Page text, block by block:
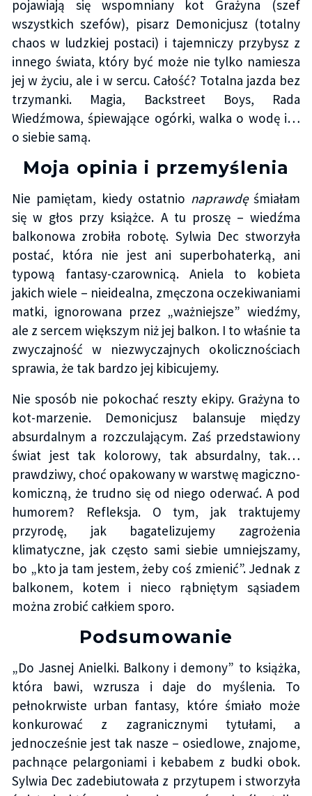
pojawiają się wspomniany kot Grażyna (szef
wszystkich szefów), pisarz Demonicjusz (totalny
chaos w ludzkiej postaci) i tajemniczy przybysz z
innego świata, który być może nie tylko namiesza
jej w życiu, ale i w sercu. Całość? Totalna jazda bez
trzymanki. Magia, Backstreet Boys, Rada
Wiedźmowa, śpiewające ogórki, walka o wodę i…
o siebie samą.
Moja opinia i przemyślenia
Nie pamiętam, kiedy ostatnio naprawdęśmiałam
się w głos przy książce. A tu proszę – wiedźma
balkonowa zrobiła robotę. Sylwia Dec stworzyła
postać, która nie jest ani superbohaterką, ani
typową fantasy-czarownicą. Aniela to kobieta
jakich wiele – nieidealna, zmęczona oczekiwaniami
matki, ignorowana przez „ważniejsze” wiedźmy,
ale z sercem większym niż jej balkon. I to właśnie ta
zwyczajność w niezwyczajnych okolicznościach
sprawia, że tak bardzo jej kibicujemy.
Nie sposób nie pokochać reszty ekipy. Grażyna to
kot-marzenie. Demonicjusz balansuje między
absurdalnym a rozczulającym. Zaś przedstawiony
świat jest tak kolorowy, tak absurdalny, tak…
prawdziwy, choć opakowany w warstwę magiczno-
komiczną, że trudno się od niego oderwać. A pod
humorem? Refleksja. O tym, jak traktujemy
przyrodę, jak bagatelizujemy zagrożenia
klimatyczne, jak często sami siebie umniejszamy,
bo „kto ja tam jestem, żeby coś zmienić”. Jednak z
balkonem, kotem i nieco rąbniętym sąsiadem
można zrobić całkiem sporo.
Podsumowanie
„Do Jasnej Anielki. Balkony i demony” to książka,
która bawi, wzrusza i daje do myślenia. To
pełnokrwiste urban fantasy, które śmiało może
konkurować z zagranicznymi tytułami, a
jednocześnie jest tak nasze – osiedlowe, znajome,
pachnące pelargoniami i kebabem z budki obok.
Sylwia Dec zadebiutowała z przytupem i stworzyła